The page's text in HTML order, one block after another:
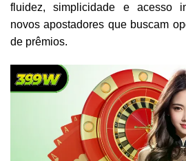
fluidez, simplicidade e acesso
novos apostadores que buscam
de prêmios.